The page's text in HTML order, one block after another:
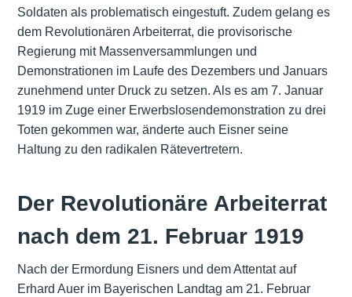
Soldaten als problematisch eingestuft. Zudem gelang es
dem Revolutionären Arbeiterrat, die provisorische
Regierung mit Massenversammlungen und
Demonstrationen im Laufe des Dezembers und Januars
zunehmend unter Druck zu setzen. Als es am 7. Januar
1919 im Zuge einer Erwerbslosendemonstration zu drei
Toten gekommen war, änderte auch Eisner seine
Haltung zu den radikalen Rätevertretern.
Der Revolutionäre Arbeiterrat
nach dem 21. Februar 1919
Nach der Ermordung Eisners und dem Attentat auf
Erhard Auer im Bayerischen Landtag am 21. Februar